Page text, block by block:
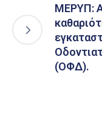
ΜΕΡΥΠ:
(ΟΦΔ).